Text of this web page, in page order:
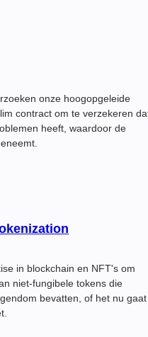
onze hoogopgeleide
contract om te verzekeren
heeft, waardoor de
in blockchain en NFT's om
niet-fungibele tokens die
bevatten, of het nu gaat